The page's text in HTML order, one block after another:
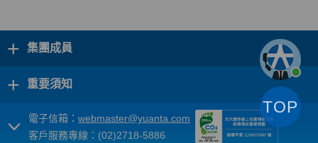
+ 集團成員
+ 重要須知
電子信箱： webmaster@yuanta.com
客戶服務專線：(02)2718-5886
TOP